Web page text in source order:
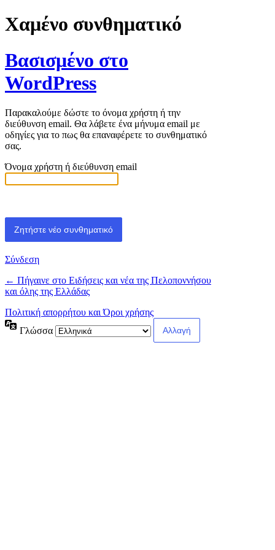
Χαμένο συνθηματικό
Βασισμένο στο
WordPress
Παρακαλούμε δώστε το όνομα χρήστη ή την
διεύθυνση email. Θα λάβετε ένα μήνυμα email με
οδηγίες για το πως θα επαναφέρετε το συνθηματικό
σας.
Όνομα χρήστη ή διεύθυνση email
Σύνδεση
← Πήγαινε στο Ειδήσεις και νέα της Πελοποννήσου
και όλης της Ελλάδας
Πολιτική απορρήτου και Όροι χρήσης
Γλώσσα